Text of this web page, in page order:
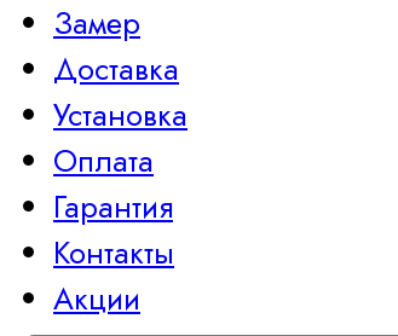
Замер
Доставка
Установка
Оплата
Гарантия
Контакты
Акции